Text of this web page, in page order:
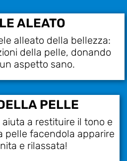
ALEATO
alleato della bellezza:
della pelle, donando
aspetto sano.
PELLE
a restituire il tono e
pelle facendola apparire
e rilassata!